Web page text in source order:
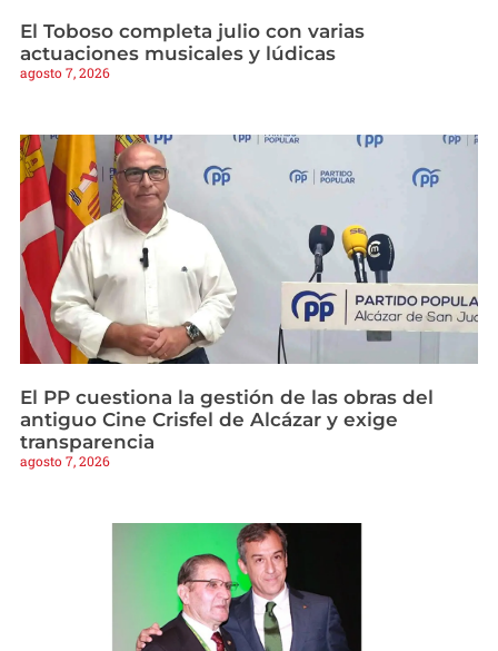
El Toboso completa julio con varias
actuaciones musicales y lúdicas
agosto 7, 2026
El PP cuestiona la gestión de las obras del
antiguo Cine Crisfel de Alcázar y exige
transparencia
agosto 7, 2026